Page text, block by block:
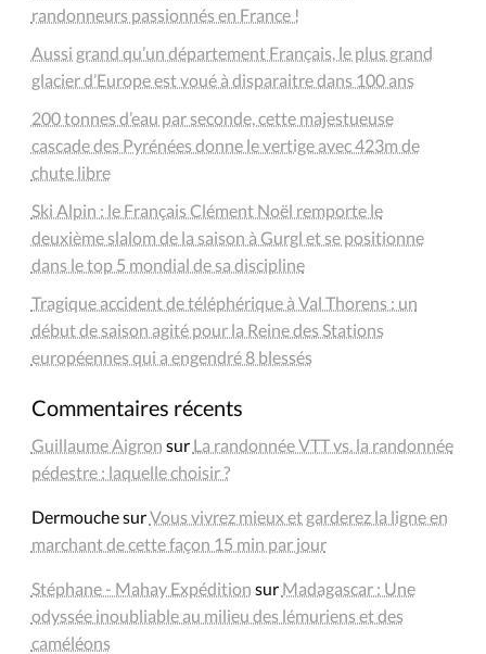
randonneurs passionnés en France !
Aussi grand qu’un département Français, le plus grand
glacier d’Europe est voué à disparaitre dans 100 ans
200 tonnes d’eau par seconde, cette majestueuse
cascade des Pyrénées donne le vertige avec 423m de
chute libre
Ski Alpin : le Français Clément Noël remporte le
deuxième slalom de la saison à Gurgl et se positionne
dans le top 5 mondial de sa discipline
Tragique accident de téléphérique à Val Thorens : un
début de saison agité pour la Reine des Stations
européennes qui a engendré 8 blessés
Commentaires récents
Guillaume Aigron sur La randonnée VTT vs. la randonnée
pédestre : laquelle choisir ?
DermouchesurVous vivrez mieux et garderez la ligne en
marchant de cette façon 15 min par jour
Stéphane - Mahay Expédition sur Madagascar : Une
odyssée inoubliable au milieu des lémuriens et des
caméléons